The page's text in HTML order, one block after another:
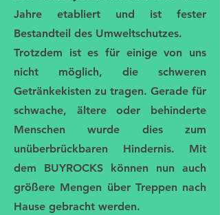
Jahre etabliert und ist fester
Bestandteil des Umweltschutzes.
Trotzdem ist es für einige von uns
nicht möglich, die schweren
Getränkekisten zu tragen. Gerade für
schwache, ältere oder behinderte
Menschen wurde dies zum
unüberbrückbaren Hindernis. Mit
dem BUYROCKS können nun auch
größere Mengen über Treppen nach
Hause gebracht werden.